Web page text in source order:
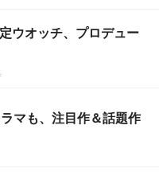
ウオッチ、プロデュー
マも、注目作＆話題作